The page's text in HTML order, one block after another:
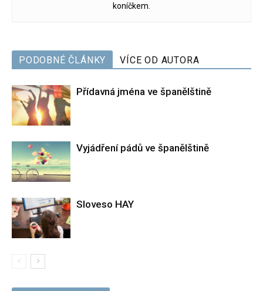
koníčkem.
PODOBNÉ ČLÁNKY VÍCE OD AUTORA
Přídavná jména ve španělštině
Vyjádření pádů ve španělštině
Sloveso HAY